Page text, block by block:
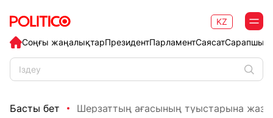
Соңғы жаңалықтарПрезидентПарламентСаясат
KZ
Басты бет Шерзаттың ағасының туыстарына